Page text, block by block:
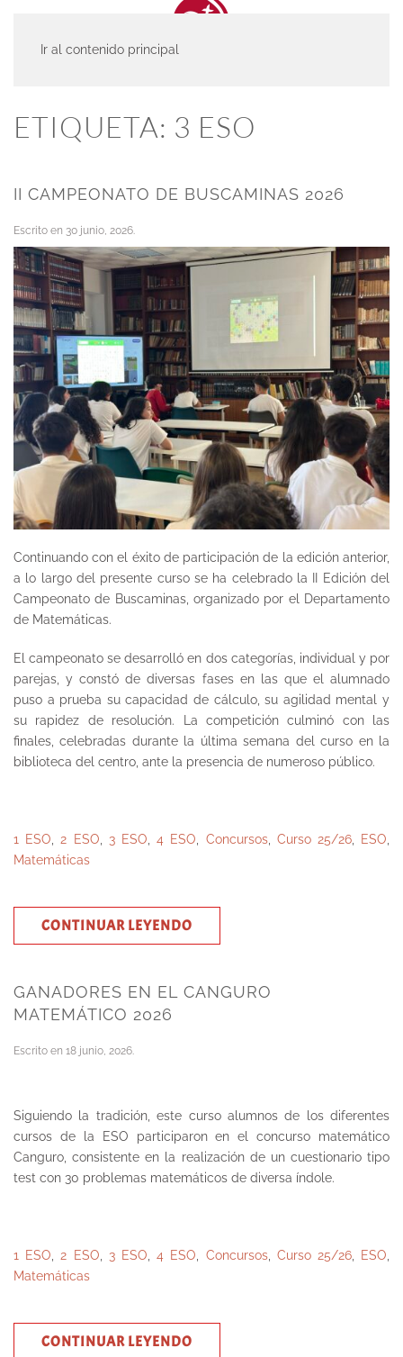
Ir al contenido principal
ETIQUETA: 3 ESO
II CAMPEONATO DE BUSCAMINAS 2026
Escrito en 30 junio, 2026.
Continuando con el éxito de participación de la edición anterior,
a lo largo del presente curso se ha celebrado la II Edición del
Campeonato de Buscaminas, organizado por el Departamento
de Matemáticas.
El campeonato se desarrolló en dos categorías, individual y por
parejas, y constó de diversas fases en las que el alumnado
puso a prueba su capacidad de cálculo, su agilidad mental y
su rapidez de resolución. La competición culminó con las
finales, celebradas durante la última semana del curso en la
biblioteca del centro, ante la presencia de numeroso público.
1 ESO 2 ESO 3 ESO ,4 ESO Concursos, Curso 25/26, ESO
Matemáticas
CONTINUAR LEYENDO
GANADORES EN EL CANGURO
MATEMÁTICO 2026
Escrito en 18 junio, 2026
Siguiendo la tradición, este curso alumnos de los diferentes
cursos de la ESO participaron en el concurso matemático
Canguro, consistente en la realización de un cuestionario tipo
test con 30 problemas matemáticos de diversa índole.
1 ESO 2 ESO 3 ESO ,4 ESO Concursos, Curso 25/26, ESO
Matemáticas
CONTINUAR LEYENDO